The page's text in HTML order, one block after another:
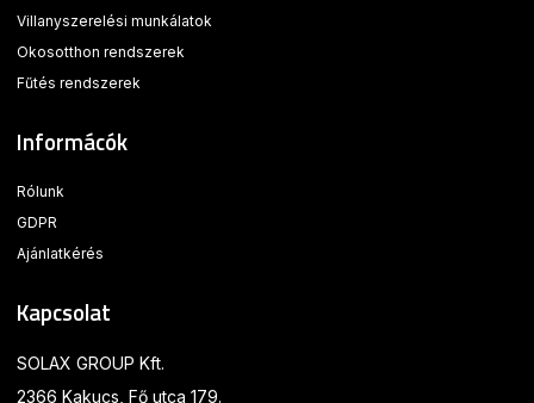
Villanyszerelési munkálatok
Okosotthon rendszerek
Fűtés rendszerek
Informácók
Rólunk
GDPR
Ajánlatkérés
Kapcsolat
SOLAX GROUP Kft.
2366 Kakucs, Fő utca 179.